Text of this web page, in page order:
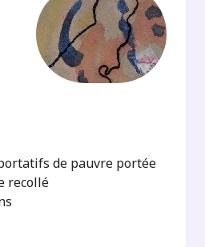
de pauvre portée
recollé